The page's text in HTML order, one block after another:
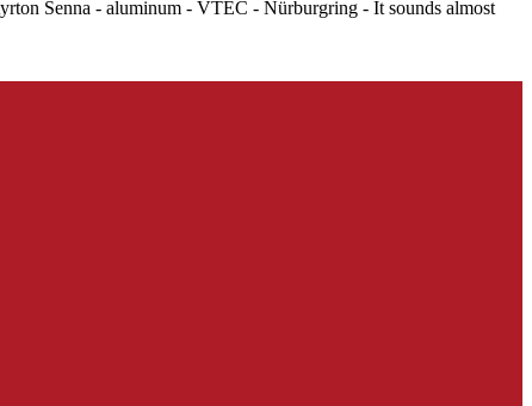
Senna - aluminum - VTEC - Nürburgring - It sounds almost